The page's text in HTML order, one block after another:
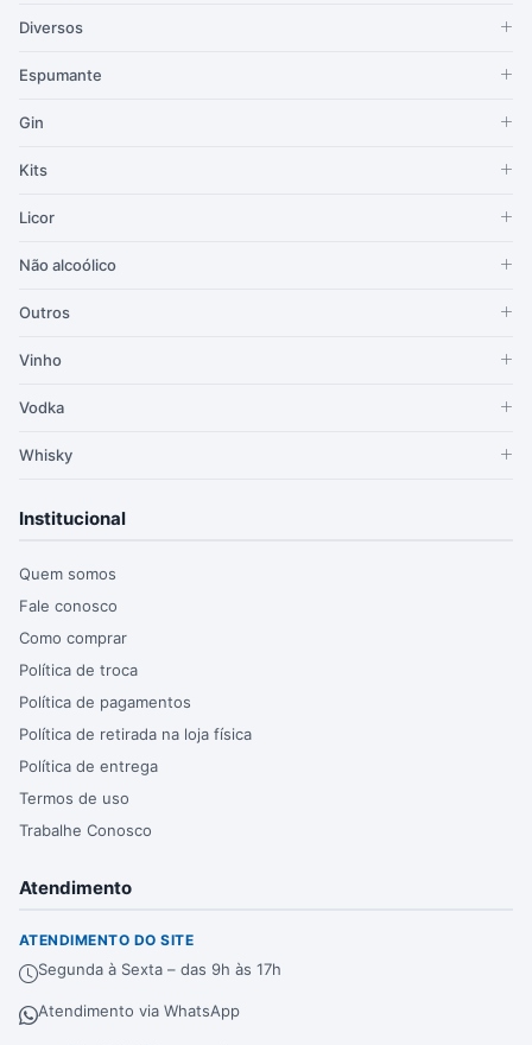
Diversos
Espumante
Gin
Kits
Licor
Não alcoólico
Outros
Vinho
Vodka
Whisky
Institucional
Quem somos
Fale conosco
Como comprar
Política de troca
Política de pagamentos
Política de retirada na loja física
Política de entrega
Termos de uso
Trabalhe Conosco
Atendimento
ATENDIMENTO DO SITE
Segunda à Sexta – das 9h às 17h
Atendimento via WhatsApp